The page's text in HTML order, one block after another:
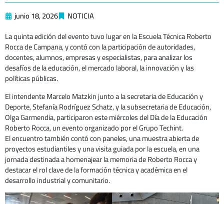
junio 18, 2026
NOTICIA
La quinta edición del evento tuvo lugar en la Escuela Técnica Roberto
Rocca de Campana, y contó con la participación de autoridades,
docentes, alumnos, empresas y especialistas, para analizar los
desafíos de la educación, el mercado laboral, la innovación y las
políticas públicas.
El intendente Marcelo Matzkin junto a la secretaria de Educación y
Deporte, Stefanía Rodríguez Schatz, y la subsecretaria de Educación,
Olga Garmendia, participaron este miércoles del Día de la Educación
Roberto Rocca, un evento organizado por el Grupo Techint.
El encuentro también contó con paneles, una muestra abierta de
proyectos estudiantiles y una visita guiada por la escuela, en una
jornada destinada a homenajear la memoria de Roberto Rocca y
destacar el rol clave de la formación técnica y académica en el
desarrollo industrial y comunitario.